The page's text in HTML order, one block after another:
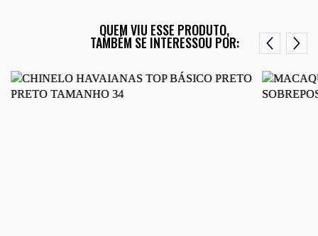
QUEM VIU ESSE PRODUTO,
TAMBÉM SE INTERESSOU POR: